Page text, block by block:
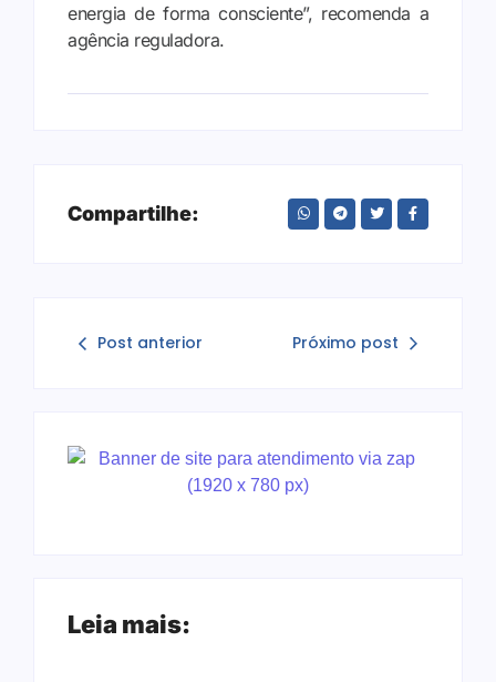
energia de forma consciente”, recomenda a
agência reguladora.
Compartilhe:
Post anterior Próximo post
Leia mais: